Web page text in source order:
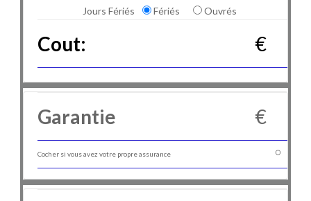
Jours Fériés
Fériés Ouvrés
Cout: €
Garantie €
Cocher si vous avez votre propre assurance